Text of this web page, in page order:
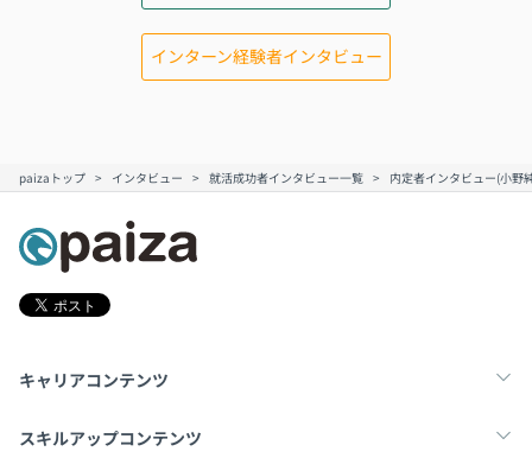
インターン経験者インタビュー
paizaトップ インタビュー 就活成功者インタビュー一覧 内定者インタビュー(小野
キャリアコンテンツ
転職・キャリア
スキルアップコンテンツ